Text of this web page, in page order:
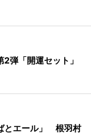
弾「開運セット」
とエール」 根羽村